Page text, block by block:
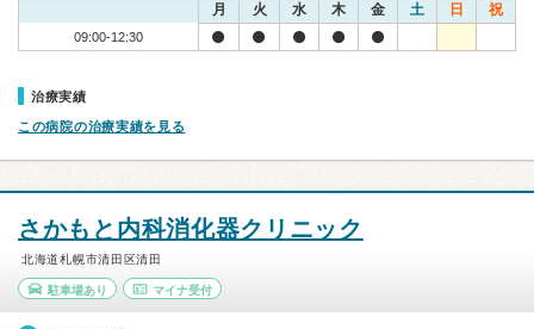
月 火 水 木 金 土 日 祝
09:00-12:30
治療実績
この病院の治療実績を見る
さかもと内科消化器クリニック
北海道札幌市清田区清田
駐車場あり マイナ受付